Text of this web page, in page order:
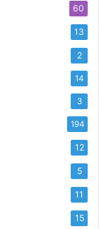
60
13
2
14
3
194
12
5
11
15